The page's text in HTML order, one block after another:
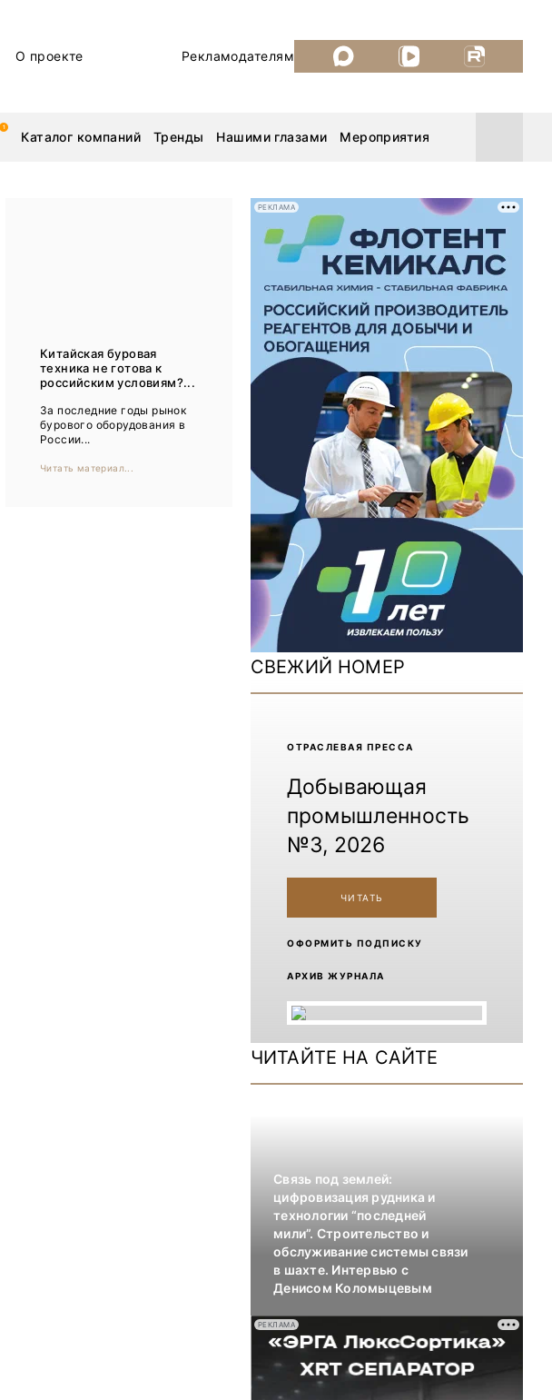
О проекте Рекламодателям
Каталог компаний Тренды Нашими глазами Мероприятия
Уголь России и Майнинг 2026
MiningWorld Russia 2026
ДП Подкаст. Новый сезон
Рудник 2025
ДОМ 2026
MiningWorld Russia 2025
Уголь России и Майнинг 2025
Рудник 2024 | Обзор выставки
В помощь шахтёру 2024
Уголь России и Майнинг 2024
Mining World Russia 2024
Китайская буровая
техника не готова к
российским условиям?...
За последние годы рынок
бурового оборудования в
России...
Читать материал...
РЕКЛАМА
СВЕЖИЙ НОМЕР
ОТРАCЛЕВАЯ ПРЕССА
Добывающая
промышленность
№3, 2026
ЧИТАТЬ
ОФОРМИТЬ ПОДПИСКУ
АРХИВ ЖУРНАЛА
ЧИТАЙТЕ НА САЙТЕ
Связь под землей:
цифровизация рудника и
технологии “последней
мили”. Строительство и
обслуживание системы связи
в шахте. Интервью с
Денисом Коломыцевым
РЕКЛАМА